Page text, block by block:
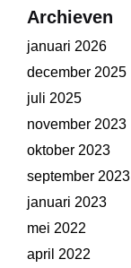
Archieven
januari 2026
december 2025
juli 2025
november 2023
oktober 2023
september 2023
januari 2023
mei 2022
april 2022